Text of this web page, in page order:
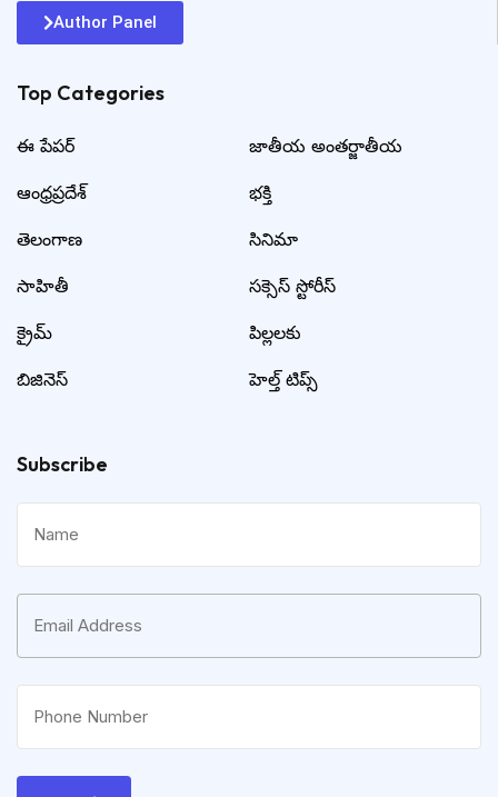
Author Panel
Top Categories​
ఈ పేపర్
ఆంధ్రప్రదేశ్
తెలంగాణ
సాహితీ
క్రైమ్
బిజినెస్
జాతీయ అంతర్జాతీయ
భక్తి
సినిమా
సక్సెస్ స్టోరీస్
పిల్లలకు
హెల్త్ టిప్స్
Subscribe